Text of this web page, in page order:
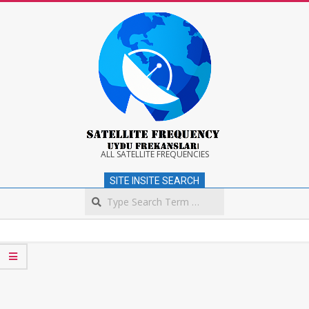
Satellite
Frequency
ALL SATELLITE FREQUENCIES
SITE INSITE SEARCH
Navigation
Menu